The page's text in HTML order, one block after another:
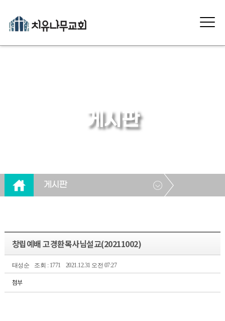
게시판
게시판
창립예배 고경환목사님설교(20211002)
태성순 조회 : 1771 2021.12.31 오전 07:27
첨부